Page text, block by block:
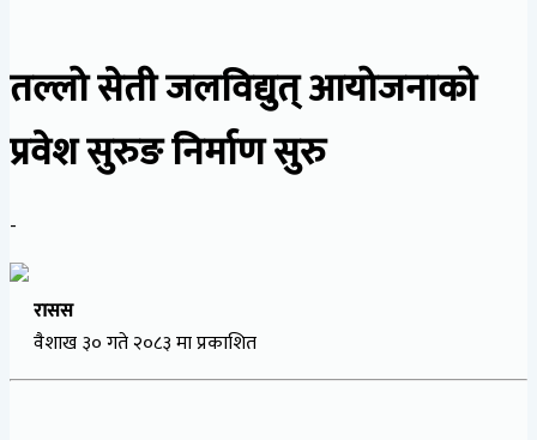
तल्लो सेती जलविद्युत् आयोजनाको
प्रवेश सुरुङ निर्माण सुरु
-
रासस
वैशाख ३० गते २०८३ मा प्रकाशित